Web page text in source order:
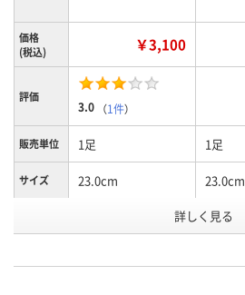
価格
(税込)
￥3,100
評価
3.0 （1件）
販売単位 1足 1足
サイズ 23.0cm 23.0cm
ホワイト
号
詳しく見る